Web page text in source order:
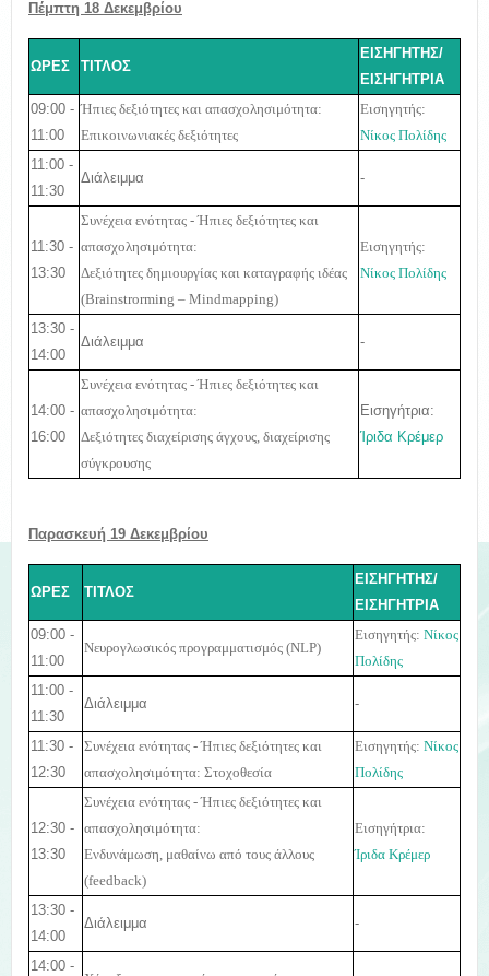
Πέμπτη 18 Δεκεμβρίου
ΩΡΕΣ ΤΙΤΛΟΣ
ΕΙΣΗΓΗΤΗΣ/
ΕΙΣΗΓΗΤΡΙΑ
09:00 -
11:00
Ήπιες δεξιότητες και απασχολησιμότητα:
Eπικοινωνιακές δεξιότητες
Εισηγητής:
Νίκος Πολίδης
11:00 -
11:30
Διάλειμμα -
11:30 -
13:30
Συνέχεια ενότητας - Ήπιες δεξιότητες και
απασχολησιμότητα:
Δεξιότητες δημιουργίας και καταγραφής ιδέας
(Brainstrorming – Mindmapping)
Εισηγητής:
Νίκος Πολίδης
13:30 -
14:00
Διάλειμμα -
14:00 -
16:00
Συνέχεια ενότητας - Ήπιες δεξιότητες και
απασχολησιμότητα:
Δεξιότητες διαχείρισης άγχους, διαχείρισης
σύγκρουσης
Εισηγήτρια:
Ίριδα Κρέμερ
Παρασκευή 19 Δεκεμβρίου
ΩΡΕΣ ΤΙΤΛΟΣ
ΕΙΣΗΓΗΤΗΣ/
ΕΙΣΗΓΗΤΡΙΑ
09:00 -
11:00
Νευρογλωσικός προγραμματισμός (NLP)
Εισηγητής: Νίκος
Πολίδης
11:00 -
11:30
Διάλειμμα -
11:30 -
12:30
Συνέχεια ενότητας - Ήπιες δεξιότητες και
απασχολησιμότητα: Στοχοθεσία
Εισηγητής: Νίκος
Πολίδης
12:30 -
13:30
Συνέχεια ενότητας - Ήπιες δεξιότητες και
απασχολησιμότητα:
Ενδυνάμωση, μαθαίνω από τους άλλους
(feedback)
Εισηγήτρια:
Ίριδα Κρέμερ
13:30 -
14:00
Διάλειμμα -
14:00 -